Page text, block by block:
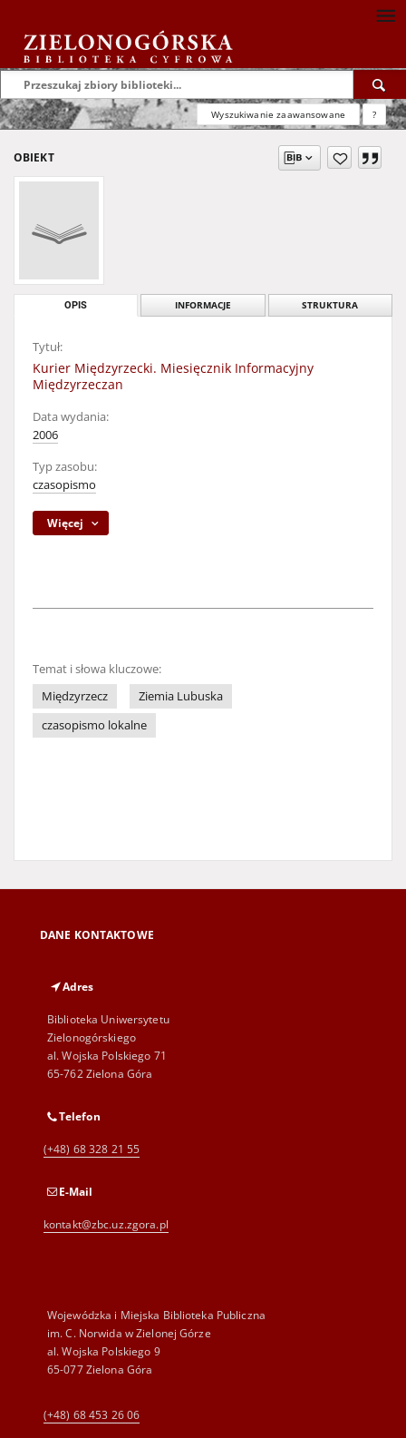
Wyszukiwanie zaawansowane ?
OBIEKT
OPIS INFORMACJE STRUKTURA
Tytuł:
Kurier Międzyrzecki. Miesięcznik Informacyjny
Międzyrzeczan
Data wydania:
2006
Typ zasobu:
czasopismo
Więcej
Temat i słowa kluczowe:
Międzyrzecz
Ziemia Lubuska
czasopismo lokalne
DANE KONTAKTOWE
Adres
Biblioteka Uniwersytetu
Zielonogórskiego
al. Wojska Polskiego 71
65-762 Zielona Góra
Telefon
(+48) 68 328 21 55
E-Mail
kontakt@zbc.uz.zgora.pl
Wojewódzka i Miejska Biblioteka Publiczna
im. C. Norwida w Zielonej Górze
al. Wojska Polskiego 9
65-077 Zielona Góra
(+48) 68 453 26 06